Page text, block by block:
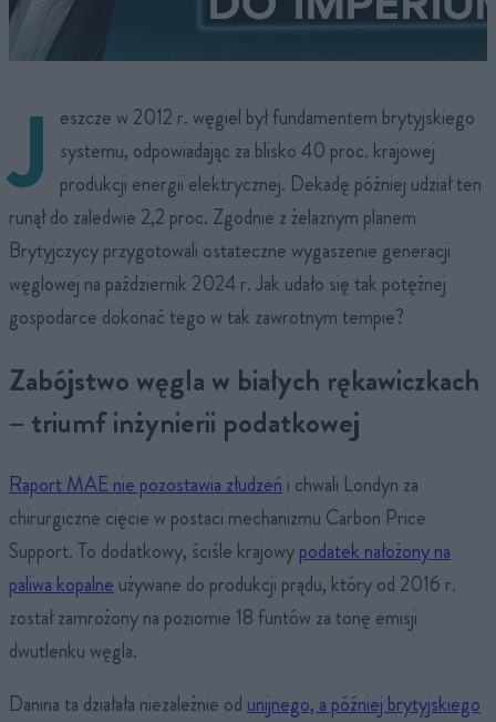
J
eszcze w 2012 r. węgiel był fundamentem brytyjskiego
systemu, odpowiadając za blisko 40 proc. krajowej
produkcji energii elektrycznej. Dekadę później udział ten
runął do zaledwie 2,2 proc. Zgodnie z żelaznym planem
Brytyjczycy przygotowali ostateczne wygaszenie generacji
węglowej na październik 2024 r. Jak udało się tak potężnej
gospodarce dokonać tego w tak zawrotnym tempie?
Zabójstwo węgla w białych rękawiczkach
– triumf inżynierii podatkowej
Raport MAE nie pozostawia złudzeńi chwali Londyn za
chirurgiczne cięcie w postaci mechanizmu Carbon Price
Support. To dodatkowy, ściśle krajowypodatek nałożony na
paliwa kopalneużywane do produkcji prądu, który od 2016 r.
został zamrożony na poziomie 18 funtów za tonę emisji
dwutlenku węgla.
Danina ta działała niezależnie odunijnego, a później brytyjskiego